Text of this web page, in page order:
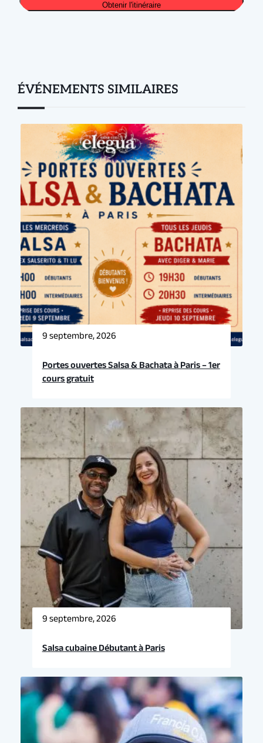
ÉVÉNEMENTS SIMILAIRES
9 septembre, 2026
Portes ouvertes Salsa & Bachata à Paris – 1er
cours gratuit
9 septembre, 2026
Salsa cubaine Débutant à Paris
Prochain événement